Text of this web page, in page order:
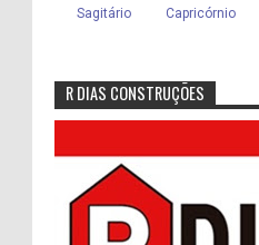
R DIAS CONSTRUÇÕES